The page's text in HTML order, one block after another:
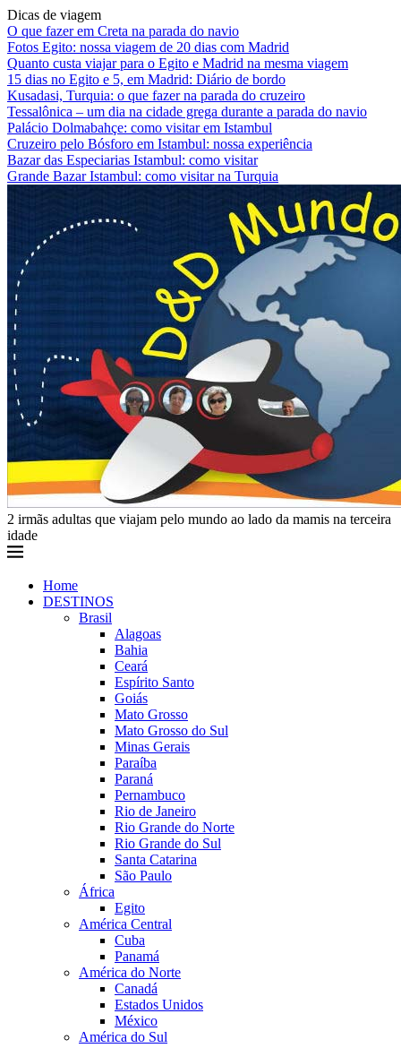
Dicas de viagem
O que fazer em Creta na parada do navio
Fotos Egito: nossa viagem de 20 dias com Madrid
Quanto custa viajar para o Egito e Madrid na mesma viagem
15 dias no Egito e 5, em Madrid: Diário de bordo
Kusadasi, Turquia: o que fazer na parada do cruzeiro
Tessalônica – um dia na cidade grega durante a parada do navio
Palácio Dolmabahçe: como visitar em Istambul
Cruzeiro pelo Bósforo em Istambul: nossa experiência
Bazar das Especiarias Istambul: como visitar
Grande Bazar Istambul: como visitar na Turquia
2 irmãs adultas que viajam pelo mundo ao lado da mamis na terceira
idade
Home
DESTINOS
Brasil
Alagoas
Bahia
Ceará
Espírito Santo
Goiás
Mato Grosso
Mato Grosso do Sul
Minas Gerais
Paraíba
Paraná
Pernambuco
Rio de Janeiro
Rio Grande do Norte
Rio Grande do Sul
Santa Catarina
São Paulo
África
Egito
América Central
Cuba
Panamá
América do Norte
Canadá
Estados Unidos
México
América do Sul